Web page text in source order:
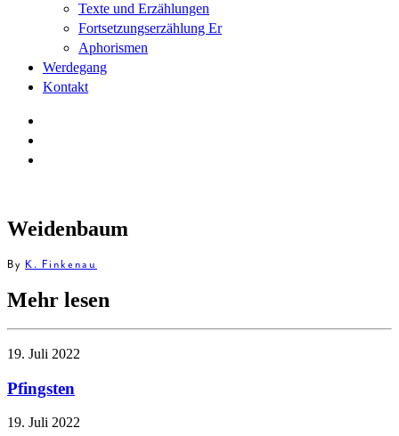
Texte und Erzählungen
Fortsetzungserzählung Er
Aphorismen
Werdegang
Kontakt
Weidenbaum
By K. Finkenau
Mehr lesen
19. Juli 2022
Pfingsten
19. Juli 2022